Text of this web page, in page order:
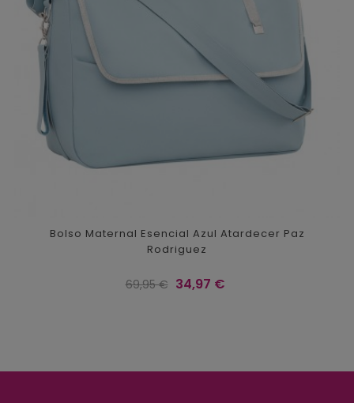
Bolso Maternal Esencial Azul Atardecer Paz
Rodriguez
Precio
69,95 € Precio
34,97 €